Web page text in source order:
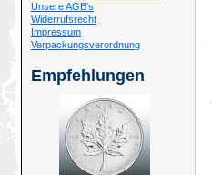
Unsere AGB's
Widerrufsrecht
Impressum
Verpackungsverordnung
Empfehlungen